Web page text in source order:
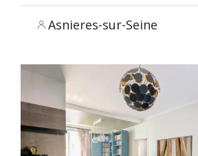
Asnieres-sur-Seine